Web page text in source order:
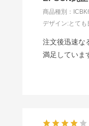
商品種別：
デザイン:とても
注文後迅速な
満足していま